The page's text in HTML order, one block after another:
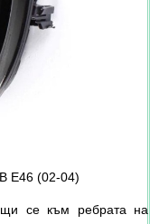
Е46 (02-04)
се към ребрата на